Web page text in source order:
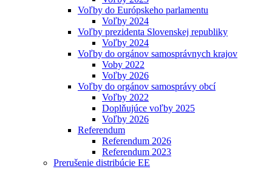
Voľby do Európskeho parlamentu
Voľby 2024
Voľby prezidenta Slovenskej republiky
Voľby 2024
Voľby do orgánov samosprávnych krajov
Voby 2022
Voľby 2026
Voľby do orgánov samosprávy obcí
Voľby 2022
Doplňujúce voľby 2025
Voľby 2026
Referendum
Referendum 2026
Referendum 2023
Prerušenie distribúcie EE